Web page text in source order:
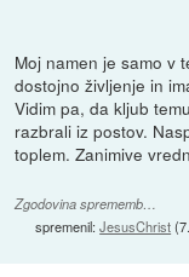
Moj namen je samo v
dostojno življenje in
Vidim pa, da kljub
razbrali iz postov.
toplem. Zanimive
Zgodovina sprememb…
spremenil:JesusChrist(